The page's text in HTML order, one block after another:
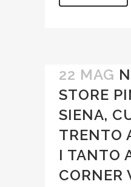
22 MAG
STORE
SIENA,
TRENTO
I TANTO
CORNER